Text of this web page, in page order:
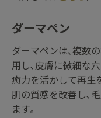
ダーマペン
ダーマペンは､複数
用し､皮膚に微細な
癒力を活かして再生
肌の質感を改善し､
ます｡